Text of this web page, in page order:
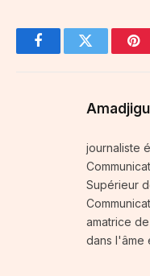
FacebookTwitter
journaliste
Supérieur
amatrice
dans l'âme